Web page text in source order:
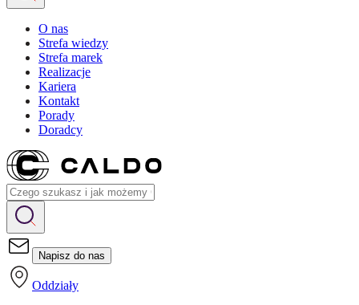
O nas
Strefa wiedzy
Strefa marek
Realizacje
Kariera
Kontakt
Porady
Doradcy
Napisz do nas
Oddziały